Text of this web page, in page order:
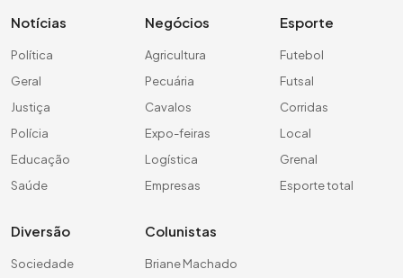
Notícias
Política
Geral
Justiça
Polícia
Educação
Saúde
Negócios
Agricultura
Pecuária
Cavalos
Expo-feiras
Logística
Empresas
Esporte
Futebol
Futsal
Corridas
Local
Grenal
Esporte total
Diversão
Sociedade
Colunistas
Briane Machado